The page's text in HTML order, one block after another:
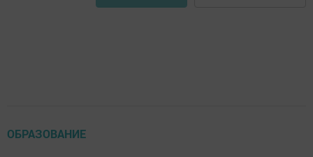
ОБРАЗОВАНИЕ